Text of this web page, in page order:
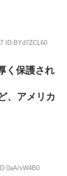
ID:BYd7ZCL60
く保護され
、アメリカ
sW4B0